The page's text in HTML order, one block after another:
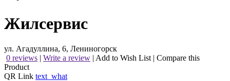
Жилсервис
ул. Агадуллина, 6, Лениногорск
0 reviews | Write a review | Add to Wish List | Compare this
Product
QR Link text_what